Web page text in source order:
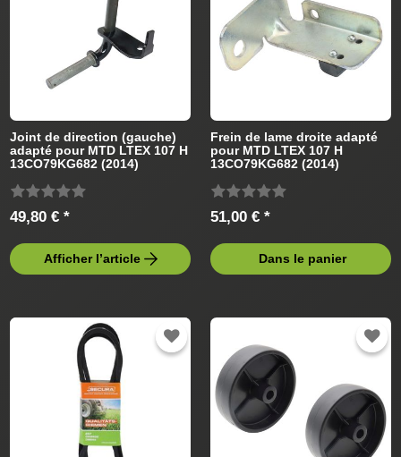
Joint de direction (gauche)
adapté pour MTD LTEX 107 H
13CO79KG682 (2014)
49,80 € *
Afficher l’article
Frein de lame droite adapté
pour MTD LTEX 107 H
13CO79KG682 (2014)
51,00 € *
Dans le panier